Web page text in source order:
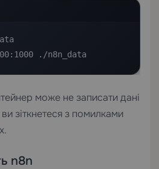
./n8n_data
може не записати дані
зіткнетеся з помилками
n8n